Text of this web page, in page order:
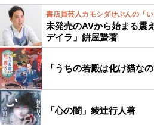
書店員芸人カモシダせぶんの「
未発売のAVから始まる震
デイラ」餠屋䖸著
「うちの若殿は化け猫な
「心の闇」綾辻行人著